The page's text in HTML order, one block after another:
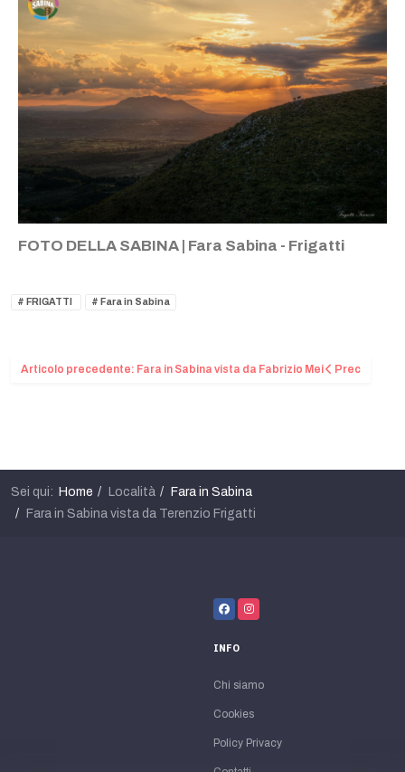
FOTO DELLA SABINA | Fara Sabina - Frigatti
FRIGATTI Fara in Sabina
Articolo precedente: Fara in Sabina vista da Fabrizio Mei Prec
Sei qui: Home Località
Fara in Sabina
Fara in Sabina vista da Terenzio Frigatti
INFO
Chi siamo
Cookies
Policy Privacy